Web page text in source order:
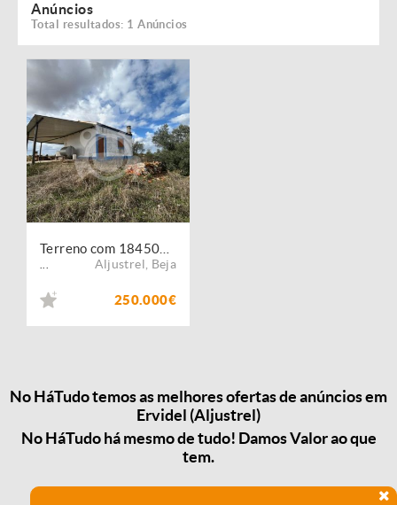
Anúncios
Total resultados: 1 Anúncios
Aljustrel Beja
250.000€
No HáTudo temos as melhores ofertas de anúncios em
Ervidel (Aljustrel)
No HáTudo há mesmo de tudo! Damos Valor ao que
tem.